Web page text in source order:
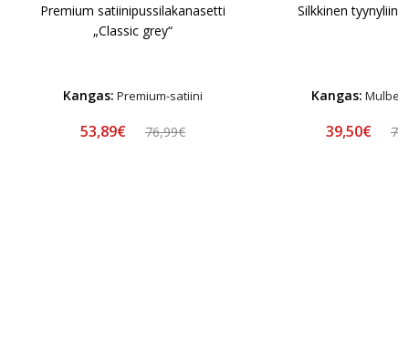
Premium satiinipussilakanasetti
„Classic grey“
Kangas: Premium-satiini
53,89€ 76,99€
Silkkinen
Kangas:
39,50€